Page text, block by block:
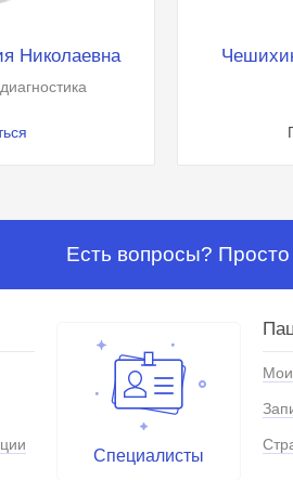
Николаевна
Есть вопросы?
Специалисты